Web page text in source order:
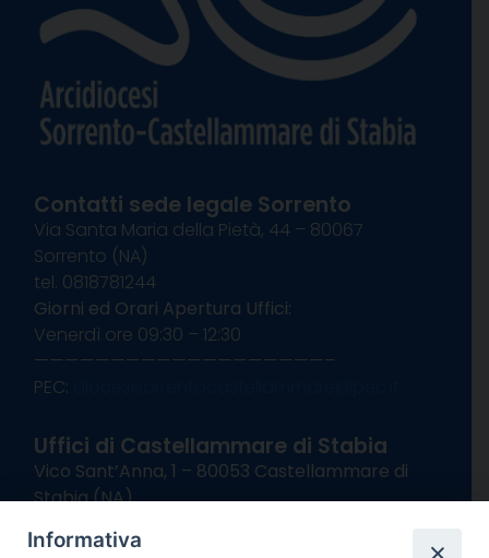
Contatti sede legale Sorrento
Via Santa Maria della Pietà, 44 – 80067
Sorrento (NA)
tel. 0818781244
Giorni ed Orari Apertura Uffici:
Venerdì ore 09:30 – 12:30
———————————————————–
PEC:
Uffici di Castellammare di Stabia
Vico Sant’Anna, 1 – 80053 Castellammare di
Stabia (NA)
Giorni ed Orari Apertura Uffici:
Informativa